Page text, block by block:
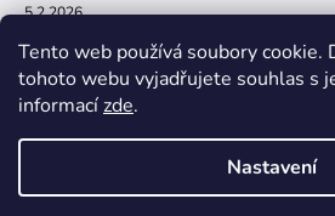
Tento web používá soubory cookie.
tohoto webu vyjadřujete souhlas s
informacízde.
Nastavení
5.2.2026
newsletter